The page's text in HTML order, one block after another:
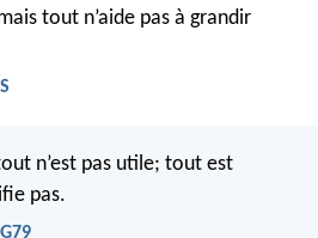
tout n’aide pas à grandir
n’est pas utile; tout est
pas.